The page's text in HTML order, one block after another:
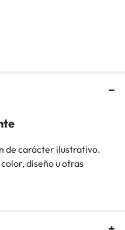
de carácter ilustrativo.
diseño u otras